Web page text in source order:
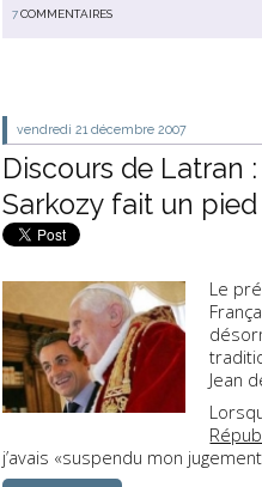
7COMMENTAIRES
vendredi 21 décembre 2007
Discours de Latran
Sarkozy fait un
Le
Jean
j’avais «suspendu mon